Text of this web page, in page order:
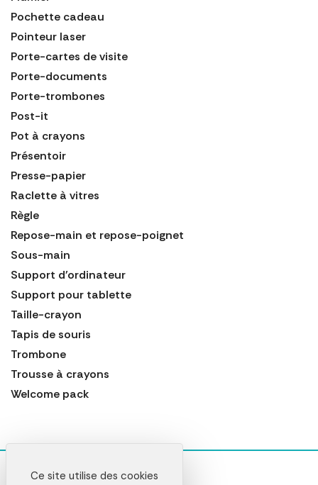
Pochette cadeau
Pointeur laser
Porte-cartes de visite
Porte-documents
Porte-trombones
Post-it
Pot à crayons
Présentoir
Presse-papier
Raclette à vitres
Règle
Repose-main et repose-poignet
Sous-main
Support d'ordinateur
Support pour tablette
Taille-crayon
Tapis de souris
Trombone
Trousse à crayons
Welcome pack
Ce site utilise des cookies